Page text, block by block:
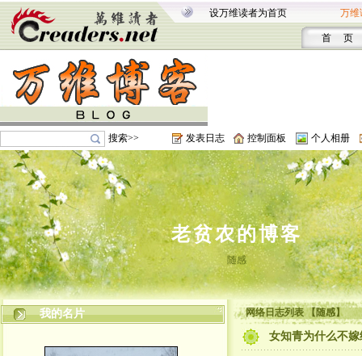
设万维读者为首页 万维
首 页
搜索>> 发表日志 控制面板 个人相册
老贫农的博客
随感
我的名片 网络日志列表 【随感】
女知青为什么不